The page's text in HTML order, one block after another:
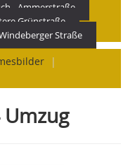
- Ammerstraße
Grünstraße
Straße
|